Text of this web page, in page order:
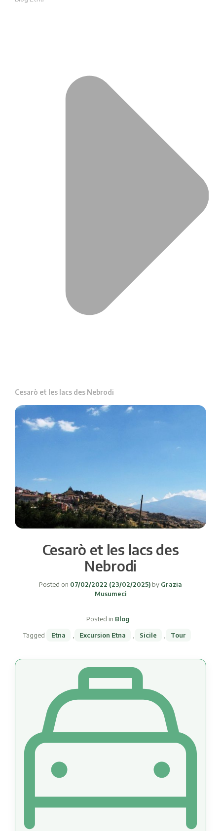
Cesarò et les lacs des Nebrodi
Cesarò et les lacs des
Nebrodi
Posted on 07/02/2022 (23/02/2025) by Grazia
Musumeci
Posted in Blog
Tagged Etna Excursion Etna Sicile Tour